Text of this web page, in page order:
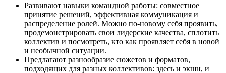
Развивают навыки командной работы: совместное
принятие решений, эффективная коммуникация и
распределение ролей. Можно по-новому себя проявить,
продемонстрировать свои лидерские качества, сплотить
коллектив и посмотреть, кто как проявляет себя в новой
и необычной ситуации.
Предлагают разнообразие сюжетов и форматов,
подходящих для разных коллективов: здесь и экшн, и